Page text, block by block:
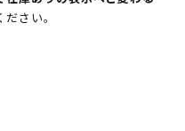
さい。